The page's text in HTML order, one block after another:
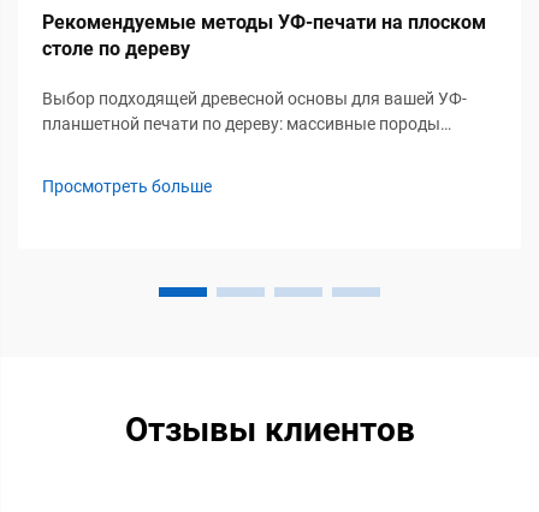
Рекомендуемые методы УФ-печати на плоском
столе по дереву
Выбор подходящей древесной основы для вашей УФ-
планшетной печати по дереву: массивные породы
орех — массивные породы древесины, обеспечивающие
Просмотреть больше
Отзывы клиентов